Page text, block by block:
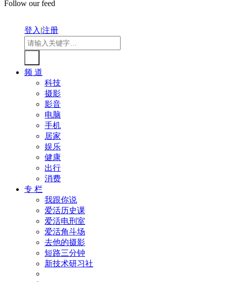
Follow our feed
登入|注册
频 道
科技
摄影
影音
电脑
手机
居家
娱乐
健康
出行
消费
专 栏
我跟你说
爱活历史课
爱活电刑室
爱活角斗场
去他的摄影
短路三分钟
新技术研习社